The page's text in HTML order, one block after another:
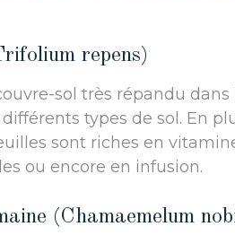
repens)
sol très répandu
types de sol. En
sont riches en
ou encore en infusion.
(Chamaemelum